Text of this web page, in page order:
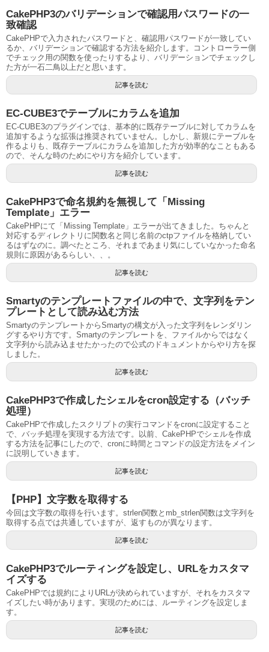
CakePHP3のバリデーションで確認用パスワードの一
致確認
CakePHPで入力されたパスワードと、確認用パスワードが一致してい
るか、バリデーションで確認する方法を紹介します。コントローラー側
でチェック用の関数を使ったりするより、バリデーションでチェックし
た方が一石二鳥以上だと思います。
記事を読む
EC-CUBE3でテーブルにカラムを追加
EC-CUBE3のプラグインでは、基本的に既存テーブルに対してカラムを
追加するような拡張は推奨されていません。しかし、新規にテーブルを
作るよりも、既存テーブルにカラムを追加した方が効率的なこともある
ので、そんな時のためにやり方を紹介しています。
記事を読む
CakePHP3で命名規約を無視して「Missing
Template」エラー
CakePHPにて「Missing Template」エラーが出てきました。ちゃんと
対応するディレクトリに関数名と同じ名前のctpファイルを格納してい
るはずなのに。調べたところ、それまであまり気にしていなかった命名
規則に原因があるらしい、、。
記事を読む
Smartyのテンプレートファイルの中で、文字列をテン
プレートとして読み込む方法
SmartyのテンプレートからSmartyの構文が入った文字列をレンダリン
グするやり方です。Smartyのテンプレートを、ファイルからではなく
文字列から読み込ませたかったので公式のドキュメントからやり方を探
しました。
記事を読む
CakePHP3で作成したシェルをcron設定する（バッチ
処理）
CakePHPで作成したスクリプトの実行コマンドをcronに設定すること
で、バッチ処理を実現する方法です。以前、CakePHPでシェルを作成
する方法を記事にしたので、cronに時間とコマンドの設定方法をメイン
に説明していきます。
記事を読む
【PHP】文字数を取得する
今回は文字数の取得を行います。strlen関数とmb_strlen関数は文字列を
取得する点では共通していますが、返すものが異なります。
記事を読む
CakePHP3でルーティングを設定し、URLをカスタマ
イズする
CakePHPでは規約によりURLが決められていますが、それをカスタマ
イズしたい時があります。実現のためには、ルーティングを設定しま
す。
記事を読む